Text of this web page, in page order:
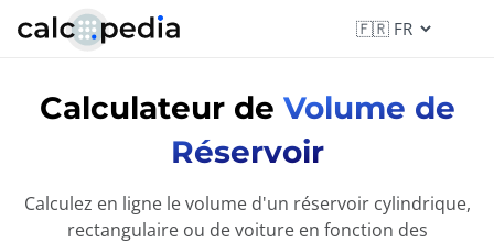
Calculateur de Volume de
Réservoir
Calculez en ligne le volume d'un réservoir cylindrique,
rectangulaire ou de voiture en fonction des